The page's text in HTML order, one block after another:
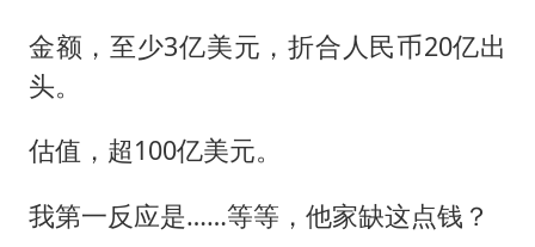
金额，至少3亿美元，折合人民币20亿出
头。
估值，超100亿美元。
我第一反应是……等等，他家缺这点钱？